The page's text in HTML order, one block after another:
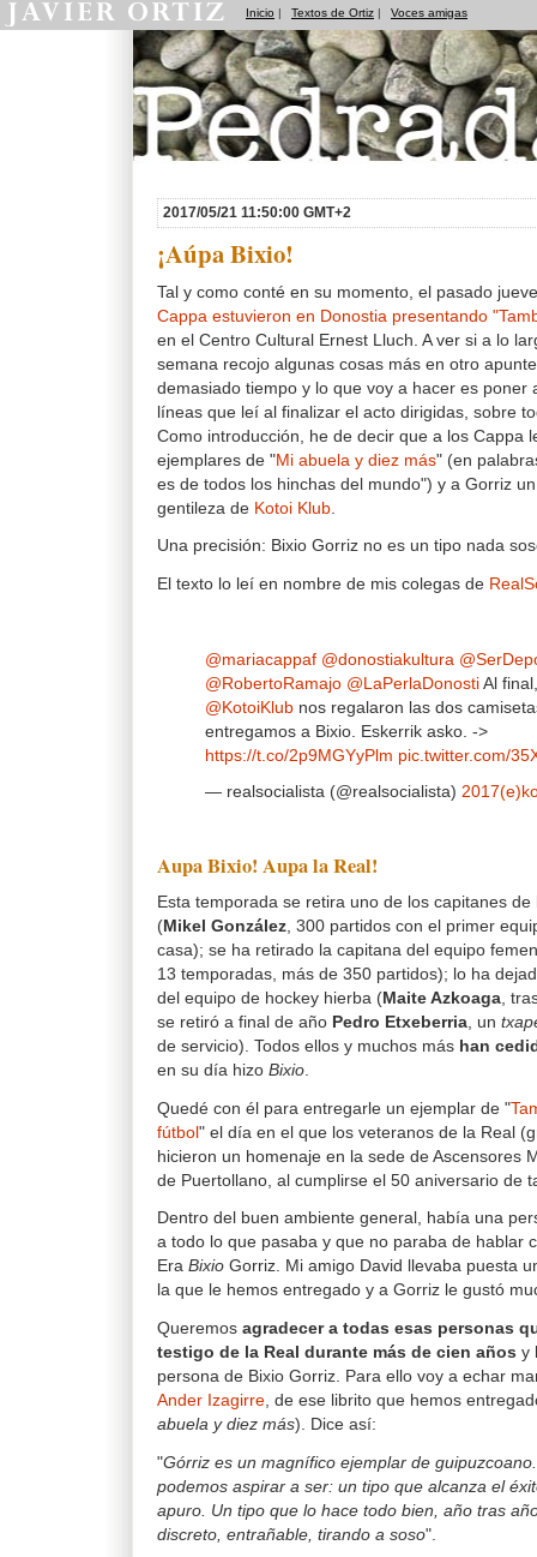
Inicio | Textos de Ortiz | Voces amigas
2017/05/21 11:50:00 GMT+2
¡Aúpa Bixio!
Tal y como conté en su momento, el pasado
Cappa estuvieron en Donostia presentando
en el Centro Cultural Ernest Lluch. A ver si a lo
semana recojo algunas cosas más en otro
demasiado tiempo y lo que voy a hacer es poner
líneas que leí al finalizar el acto dirigidas, sobre
Como introducción, he de decir que a los Cappa
ejemplares de "Mi abuela y diez más" (en
es de todos los hinchas del mundo") y a Gorriz
gentileza de Kotoi Klub
Una precisión: Bixio Gorriz no es un tipo nada
El texto lo leí en nombre de mis colegas de
@mariacappaf @donostiakultura
@RobertoRamajo @LaPerlaDonosti Al
@KotoiKlub nos regalaron las dos
entregamos a Bixio. Eskerrik asko. ->
https://t.co/2p9MGYyPlm pic.twitter.com/
— realsocialista (@realsocialista)
Aupa Bixio! Aupa la Real!
Esta temporada se retira uno de los capitanes
(Mikel González , 300 partidos con el primer
casa); se ha retirado la capitana del equipo
13 temporadas, más de 350 partidos); lo ha
del equipo de hockey hierba (Maite Azkoaga ,
se retiró a final de año Pedro Etxeberria , un
de servicio). Todos ellos y muchos más han
en su día hizo Bixio
Quedé con él para entregarle un ejemplar de "
fútbol" el día en el que los veteranos de la Real
hicieron un homenaje en la sede de Ascensores
de Puertollano, al cumplirse el 50 aniversario de
Dentro del buen ambiente general, había una
a todo lo que pasaba y que no paraba de hablar
Era Bixio Gorriz. Mi amigo David llevaba puesta
la que le hemos entregado y a Gorriz le gustó
Queremos agradecer a todas esas personas
testigo de la Real durante más de cien años y
persona de Bixio Gorriz. Para ello voy a echar
Ander Izagirre , de ese librito que hemos
abuela y diez más). Dice así:
"Górriz es un magnífico ejemplar de
podemos aspirar a ser: un tipo que alcanza el
apuro. Un tipo que lo hace todo bien, año tras
discreto, entrañable, tirando a soso".